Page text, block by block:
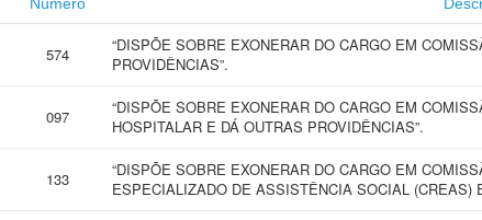
574
“DISPÕE SOBRE EXONERAR DO CARGO EM
PROVIDÊNCIAS”.
097
“DISPÕE SOBRE EXONERAR DO CARGO EM
HOSPITALAR E DÁ OUTRAS PROVIDÊNCIAS”.
133
“DISPÕE SOBRE EXONERAR DO CARGO EM
ESPECIALIZADO DE ASSISTÊNCIA SOCIAL (CREAS)